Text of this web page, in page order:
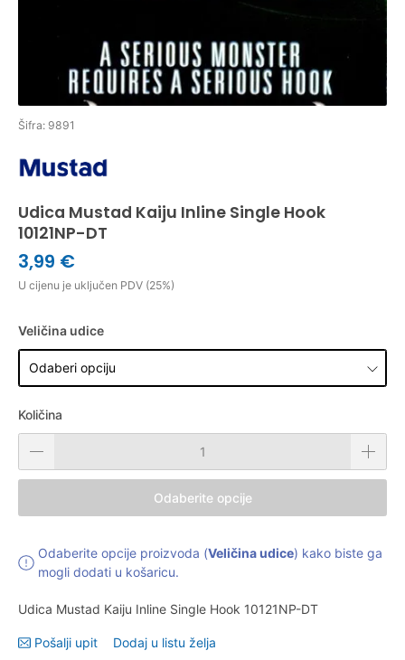
Šifra: 9891
Udica Mustad Kaiju Inline Single Hook
10121NP-DT
3,99 €
U cijenu je uključen PDV (25%)
Veličina udice
Količina
Odaberite opcije
Odaberite opcije proizvoda (Veličina udice) kako biste ga
mogli dodati u košaricu.
Udica Mustad Kaiju Inline Single Hook 10121NP-DT
Pošalji upit Dodaj u listu želja